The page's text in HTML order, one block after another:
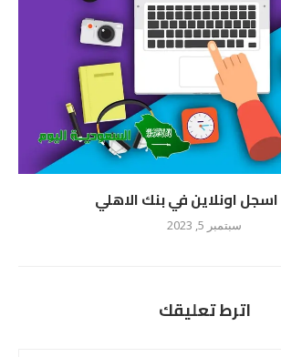
اونلاين في بنك الاهلي
سبتمبر 5, 2023
اترط تعليقك